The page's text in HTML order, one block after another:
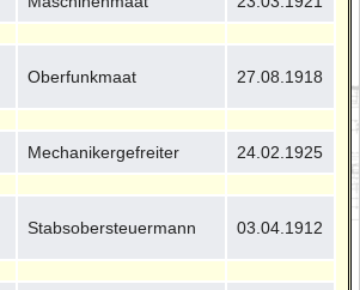
Oberfunkmaat 27.08.1918
Mechanikergefreiter 24.02.1925
Stabsobersteuermann 03.04.1912